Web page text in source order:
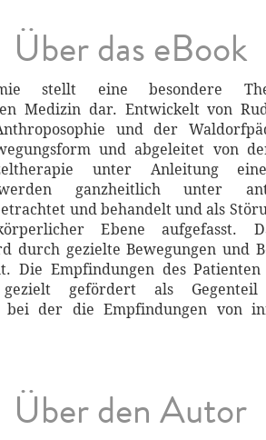
Über das eBook
stellt eine besondere
Medizin dar. Entwickelt von
und der
und abgeleitet von
unter Anleitung
ganzheitlich unter
und behandelt und als
Ebene aufgefasst.
durch gezielte Bewegungen und
Die Empfindungen des
gefördert als
bei der die Empfindungen von
Über den Autor